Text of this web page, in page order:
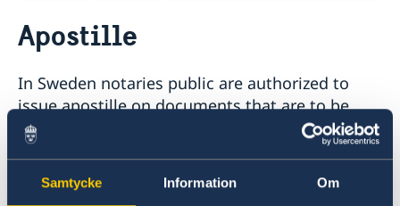
Samtycke Information Om
About us
Sweden to host Meeting of NATO Ministers of
Foreign
Apostille
In Sweden notaries public are authorized to
issue apostille on documents that are to be
used in another country that is party to the
Hague Convention. In order to obtain apostille
on your document please contact one of the
notaries public in Sweden.